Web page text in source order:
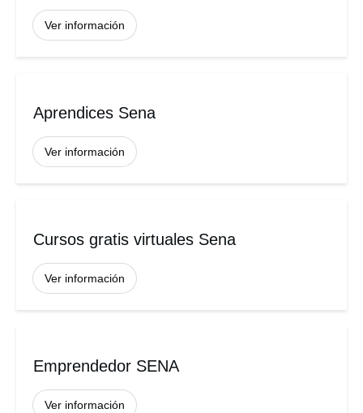
Ver información
Aprendices Sena
Ver información
Cursos gratis virtuales Sena
Ver información
Emprendedor SENA
Ver información